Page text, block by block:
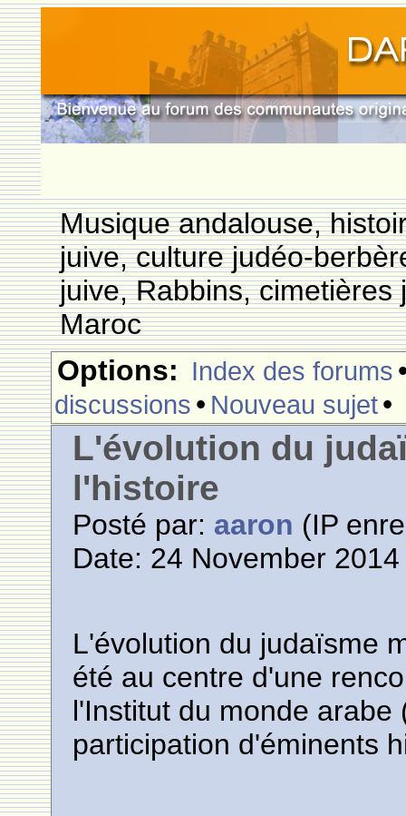
Musique andalouse,
juive, culture judéo-
juive, Rabbins,
Maroc
Options: Index des forums
discussions • Nouveau sujet•
L'évolution du
l'histoire
Posté par: aaron (IP
Date: 24 November
L'évolution du judaïsme
été au centre d'une
l'Institut du monde
participation d'éminents